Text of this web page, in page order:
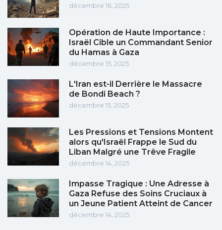
décembre 16, 2025
Opération de Haute Importance :
Israël Cible un Commandant Senior
du Hamas à Gaza
décembre 15, 2025
L'Iran est-il Derrière le Massacre
de Bondi Beach ?
décembre 15, 2025
Les Pressions et Tensions Montent
alors qu'Israël Frappe le Sud du
Liban Malgré une Trêve Fragile
décembre 14, 2025
Impasse Tragique : Une Adresse à
Gaza Refuse des Soins Cruciaux à
un Jeune Patient Atteint de Cancer
décembre 14, 2025